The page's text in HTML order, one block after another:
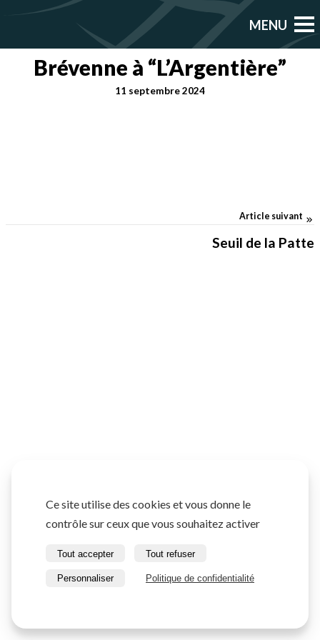
Brévenne à “L’Argentière”
11 septembre 2024
Article suivant
Seuil de la Patte
Ce site utilise des cookies et vous donne le
contrôle sur ceux que vous souhaitez activer
Tout accepter Tout refuser
Personnaliser Politique de confidentialité